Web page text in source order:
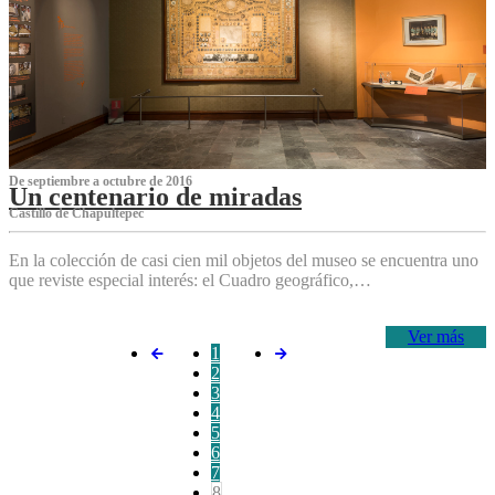
De septiembre a octubre de 2016
Un centenario de miradas
Castillo de Chapultepec
En la colección de casi cien mil objetos del museo se encuentra uno
que reviste especial interés: el Cuadro geográfico,…
Ver más
1
2
3
4
5
6
7